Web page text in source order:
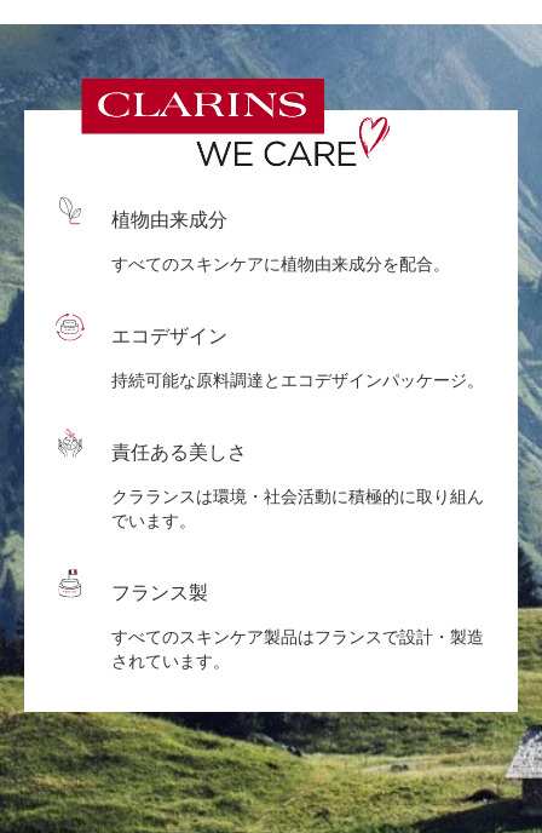
植物由来成分
すべてのスキンケアに植物由来成分を配合。
エコデザイン
持続可能な原料調達とエコデザインパッケージ。
責任ある美しさ
クラランスは環境・社会活動に積極的に取り組ん
でいます。
フランス製
すべてのスキンケア製品はフランスで設計・製造
されています。